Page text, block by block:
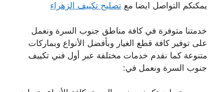
يمكنكم التواصل ايضا مع تصليح تكييف الزهراء
خدمتنا متوفرة في كافة مناطق جنوب السرة ونعمل
على توفير كافة قطع الغيار وبأفضل الأنواع وبماركات
متنوعة كما نقدم خدمات مختلفة عبر أول فني تكييف
جنوب السرة ونعمل في: